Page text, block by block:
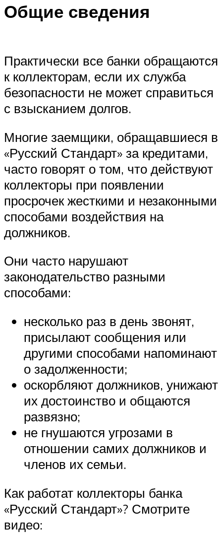
Общие сведения
Практически все банки обращаются
к коллекторам, если их служба
безопасности не может справиться
с взысканием долгов.
Многие заемщики, обращавшиеся в
«Русский Стандарт» за кредитами,
часто говорят о том, что действуют
коллекторы при появлении
просрочек жесткими и незаконными
способами воздействия на
должников.
Они часто нарушают
законодательство разными
способами:
несколько раз в день звонят,
присылают сообщения или
другими способами напоминают
о задолженности;
оскорбляют должников, унижают
их достоинство и общаются
развязно;
не гнушаются угрозами в
отношении самих должников и
членов их семьи.
Как работат коллекторы банка
«Русский Стандарт»? Смотрите
видео: